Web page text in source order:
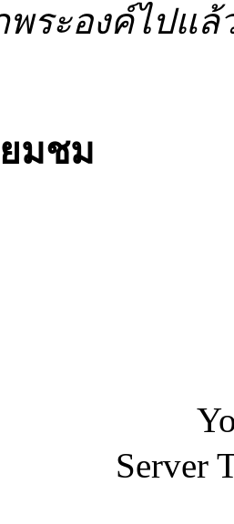
พระองค์ไปแ
มชม
Server